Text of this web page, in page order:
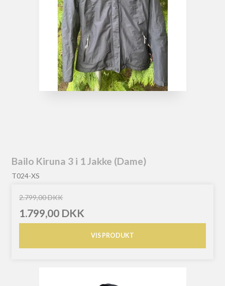
Bailo Kiruna 3 i 1 Jakke (Dame)
T024-XS
2.799,00 DKK
1.799,00 DKK
VIS PRODUKT